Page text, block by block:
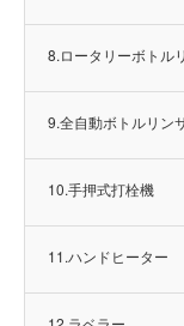
8.ロータリーボトル
9.全自動ボトルリン
10.手押式打栓機
11.ハンドヒーター